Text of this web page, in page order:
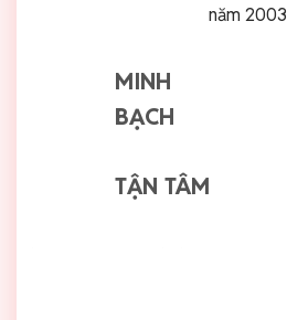
năm 2003
MINH
BẠCH
TẬN TÂM